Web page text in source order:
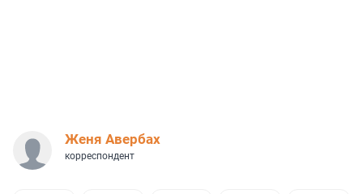
Женя Авербах
корреспондент